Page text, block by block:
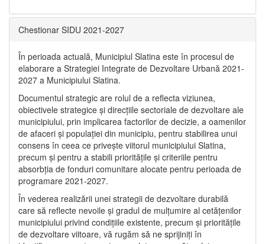
Chestionar SIDU 2021-2027
În perioada actuală, Municipiul Slatina este în procesul de
elaborare a Strategiei Integrate de Dezvoltare Urbană 2021‐
2027 a Municipiului Slatina.
Documentul strategic are rolul de a reflecta viziunea,
obiectivele strategice și direcțiile sectoriale de dezvoltare ale
municipiului, prin implicarea factorilor de decizie, a oamenilor
de afaceri și populației din municipiu, pentru stabilirea unui
consens în ceea ce privește viitorul municipiului Slatina,
precum și pentru a stabili prioritățile și criteriile pentru
absorbția de fonduri comunitare alocate pentru perioada de
programare 2021-2027.
În vederea realizării unei strategii de dezvoltare durabilă
care să reflecte nevoile și gradul de mulțumire al cetățenilor
municipiului privind condițiile existente, precum și prioritățile
de dezvoltare viitoare, vă rugăm să ne sprijiniți în